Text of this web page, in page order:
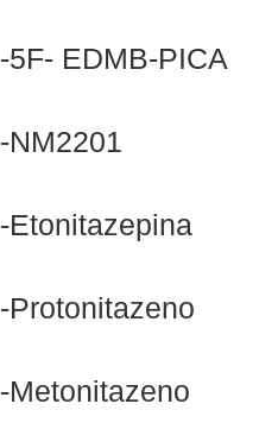
-5F- EDMB-PICA
-NM2201
-Etonitazepina
-Protonitazeno
-Metonitazeno